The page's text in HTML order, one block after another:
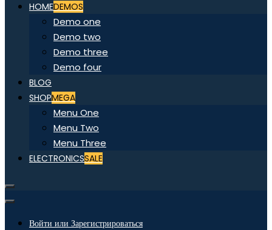
HOMEDEMOS
Demo one
Demo two
Demo three
Demo four
BLOG
SHOPMEGA
Menu One
Menu Two
Menu Three
ELECTRONICSSALE
Войти или Зарегистрироваться